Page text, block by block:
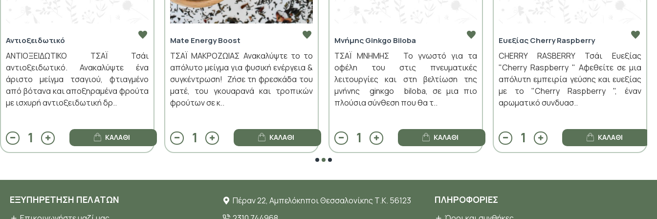
Αντιοξειδωτικό
ΑΝΤΙΟΞΕΙΔΩΤΙΚΟ ΤΣΑΪ Τσάι
αντιοξειδωτικό. Ανακαλύψτε ένα
άριστο μείγμα τσαγιού, φτιαγμένο
από βότανα και αποξηραμένα φρούτα
με ισχυρή αντιοξειδωτική δρ..
ΚΑΛΆΘΙ
Mate Energy Boost
ΤΣΑΪ ΜΑΚΡΟΖΩΙΑΣ Ανακαλύψτε το το
απόλυτο μείγμα για φυσική ενέργεια &
συγκέντρωση! Ζήσε τη φρεσκάδα του
ματέ, του γκουαρανά και τροπικών
φρούτων σε κ..
ΚΑΛΆΘΙ
Μνήμης Ginkgo Biloba
ΤΣΑΪ ΜΝΗΜΗΣ Το γνωστό για τα
οφέλη του στις πνευματικές
λειτουργίες και στη βελτίωση της
μνήνης ginκgo biloba, σε μια πιο
πλούσια σύνθεση που θα τ..
ΚΑΛΆΘΙ
Ευεξίας Cherry Raspberry
CHERRY RASBERRY Τσάι Ευεξίας
"Cherry Raspberry " Αφεθείτε σε μια
απόλυτη εμπειρία γεύσης και ευεξίας
με το "Cherry Raspberry ", έναν
αρωματικό συνδυασ..
ΚΑΛΆΘΙ
ΕΞΥΠΗΡΈΤΗΣΗ ΠΕΛΑΤΏΝ
Πέραν 22, Αμπελόκηποι Θεσσαλονίκης Τ.Κ. 56123
ΠΛΗΡΟΦΟΡΊΕΣ